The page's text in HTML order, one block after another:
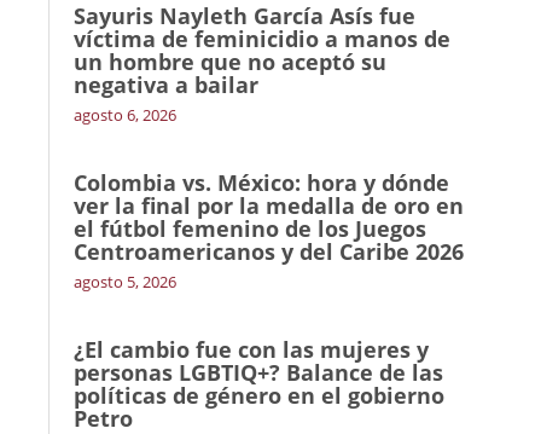
Sayuris Nayleth García Asís fue
víctima de feminicidio a manos de
un hombre que no aceptó su
negativa a bailar
agosto 6, 2026
Colombia vs. México: hora y dónde
ver la final por la medalla de oro en
el fútbol femenino de los Juegos
Centroamericanos y del Caribe 2026
agosto 5, 2026
¿El cambio fue con las mujeres y
personas LGBTIQ+? Balance de las
políticas de género en el gobierno
Petro